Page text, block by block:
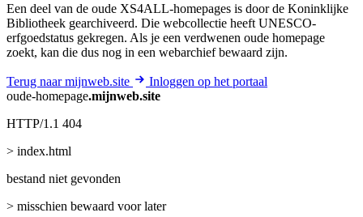
Een deel van de oude XS4ALL-homepages is door de Koninklijke
Bibliotheek gearchiveerd. Die webcollectie heeft UNESCO-
erfgoedstatus gekregen. Als je een verdwenen oude homepage
zoekt, kan die dus nog in een webarchief bewaard zijn.
Terug naar mijnweb.site
Inloggen op het portaal
oude-homepage.mijnweb.site
HTTP/1.1 404
> index.html
bestand niet gevonden
> misschien bewaard voor later